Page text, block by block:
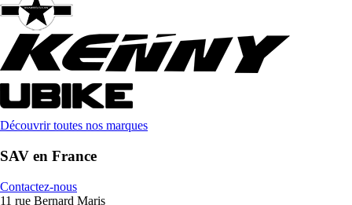
Découvrir toutes nos marques
SAV en France
Contactez-nous
11 rue Bernard Maris